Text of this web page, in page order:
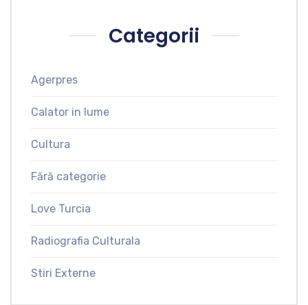
Categorii
Agerpres
Calator in lume
Cultura
Fără categorie
Love Turcia
Radiografia Culturala
Stiri Externe